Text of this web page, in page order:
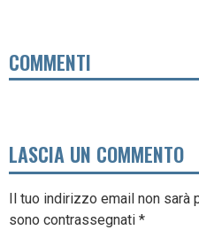
COMMENTI
LASCIA UN COMMENTO
Il tuo indirizzo email non sarà
sono contrassegnati *